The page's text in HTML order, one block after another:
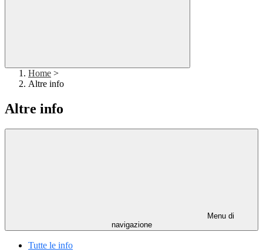
Home >
Altre info
Altre info
Menu di
navigazione
Tutte le info